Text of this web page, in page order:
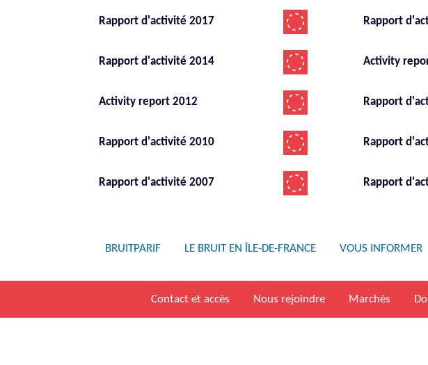
Rapport d'activité 2017 Rapport
Rapport d'activité 2014 Activity
Activity report 2012 Rapport
Rapport d'activité 2010 Rapport
Rapport d'activité 2007 Rapport
BRUITPARIF LE BRUIT EN ÎLE-DE-FRANCE VOUS INFORMER
Contact et accès Nous rejoindre Marchés